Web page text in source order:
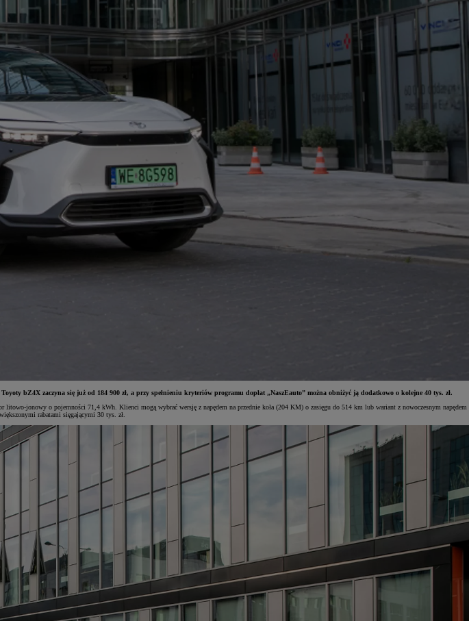
bZ4X zaczyna się już od 184 900 zł, a przy spełnieniu kryteriów programu dopłat „NaszEauto” można obniżyć ją dodatkowo o kolejne 40 tys. zł.
jonowy o pojemności 71,4 kWh. Klienci mogą wybrać wersję z napędem na przednie koła (204 KM) o zasięgu do 514 km lub wariant z nowoczesnym napędem
rabatami sięgającymi 30 tys. zł.